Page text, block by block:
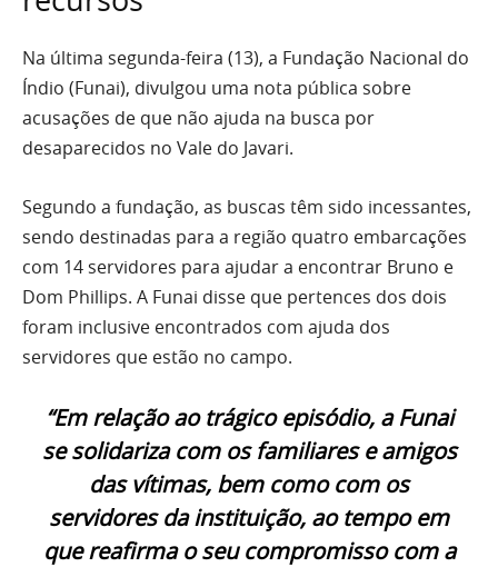
Na última segunda-feira (13), a Fundação Nacional do
Índio (Funai), divulgou uma nota pública sobre
acusações de que não ajuda na busca por
desaparecidos no Vale do Javari.
Segundo a fundação, as buscas têm sido incessantes,
sendo destinadas para a região quatro embarcações
com 14 servidores para ajudar a encontrar Bruno e
Dom Phillips. A Funai disse que pertences dos dois
foram inclusive encontrados com ajuda dos
servidores que estão no campo.
“Em relação ao trágico episódio, a Funai
se solidariza com os familiares e amigos
das vítimas, bem como com os
servidores da instituição, ao tempo em
que reafirma o seu compromisso com a